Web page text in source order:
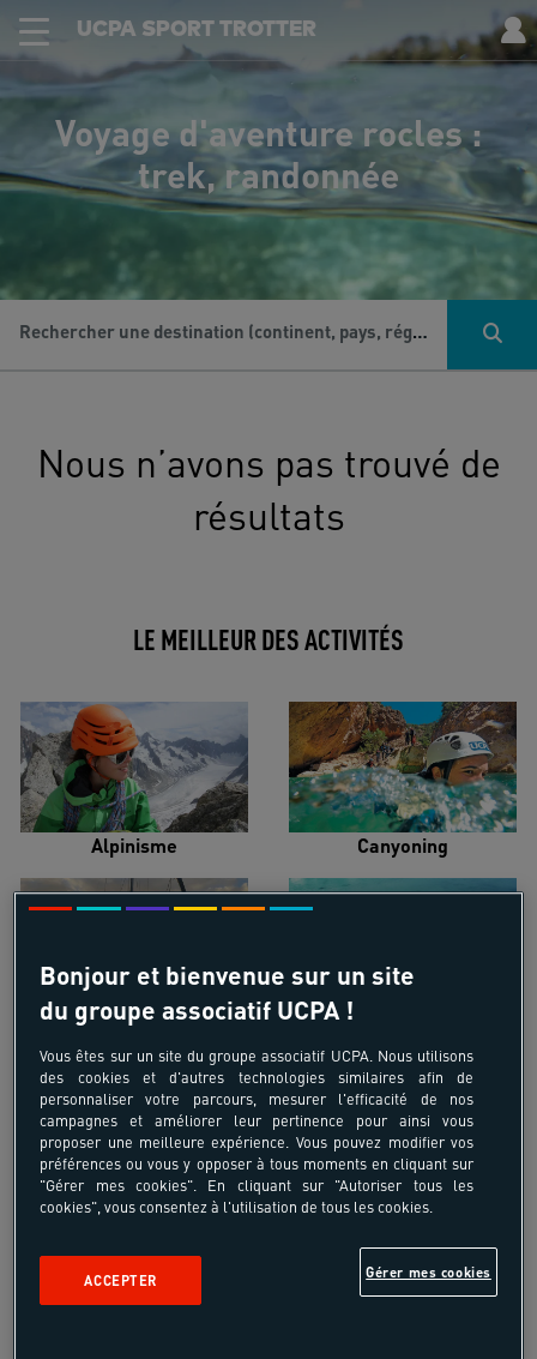
UCPA SPORT TROTTER
Voyage d'aventure rocles :
trek, randonnée
Rechercher une destination (continent, pays, région...), une activité...
Nous n’avons pas trouvé de
résultats
LE MEILLEUR DES ACTIVITÉS
Alpinisme Canyoning
Croisière voilier Kayak de mer
Trail Trek-Randonnée pédestre
Bonjour et bienvenue sur un site
du groupe associatif UCPA !
Vous êtes sur un site du groupe associatif UCPA. Nous utilisons
des cookies et d'autres technologies similaires afin de
personnaliser votre parcours, mesurer l'efficacité de nos
campagnes et améliorer leur pertinence pour ainsi vous
proposer une meilleure expérience. Vous pouvez modifier vos
préférences ou vous y opposer à tous moments en cliquant sur
"Gérer mes cookies". En cliquant sur "Autoriser tous les
cookies", vous consentez à l'utilisation de tous les cookies.
Gérer mes cookies
ACCEPTER